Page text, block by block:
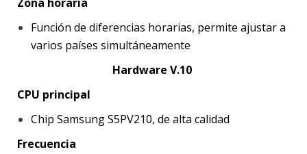
Función de diferencias horarias, permite ajustar a
varios países simultáneamente
Hardware V.10
CPU principal
Chip Samsung S5PV210, de alta calidad
Frecuencia